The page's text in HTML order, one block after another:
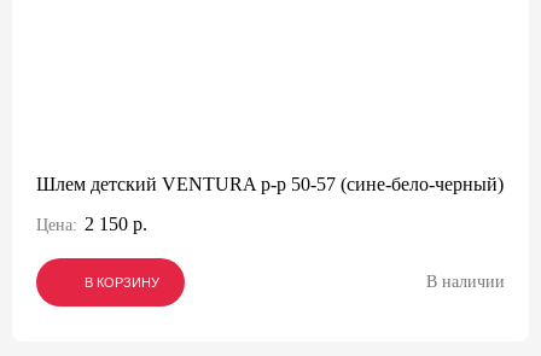
Шлем детский VENTURA р-р 50-57 (сине-бело-черный)
Цена: 2 150 р.
В КОРЗИНУ
В КОРЗИНУ
В КОРЗИНУ В наличии